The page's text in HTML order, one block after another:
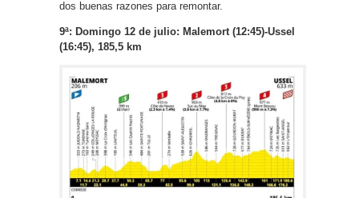
dos buenas razones para remontar.
9ª: Domingo 12 de julio: Malemort (12:45)-Ussel
(16:45), 185,5 km